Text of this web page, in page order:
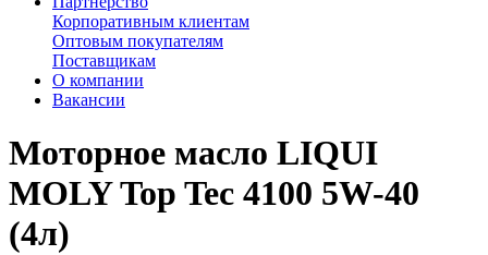
Корпоративным клиентам
Оптовым покупателям
Поставщикам
О компании
Вакансии
Моторное масло LIQUI
MOLY Top Tec 4100 5W-40
(4л)